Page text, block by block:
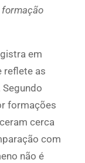
em
reflete as
formações
cerca
com
não é